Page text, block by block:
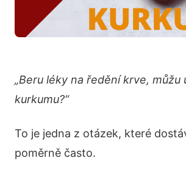
„Beru léky na ředění krve, můžu
kurkumu?“
To je jedna z otázek, které
poměrně často.